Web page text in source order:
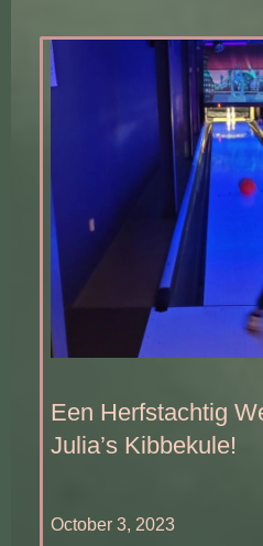
Een Herfstachtig
Julia’s Kibbekule!
October 3, 2023